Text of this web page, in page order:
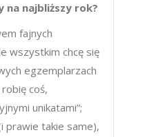
na najbliższy rok?
fajnych
wszystkim chcę się
egzemplarzach
coś,
unikatami”;
prawie takie same),